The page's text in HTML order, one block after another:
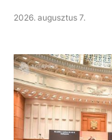
2026. augusztus 7.